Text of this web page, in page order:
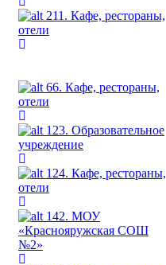
211. Кафе, рестораны,
отели
66. Кафе, рестораны,
отели
123. Образовательное
учреждение
124. Кафе, рестораны,
отели
142. МОУ
«Краснояружская СОШ
№2»